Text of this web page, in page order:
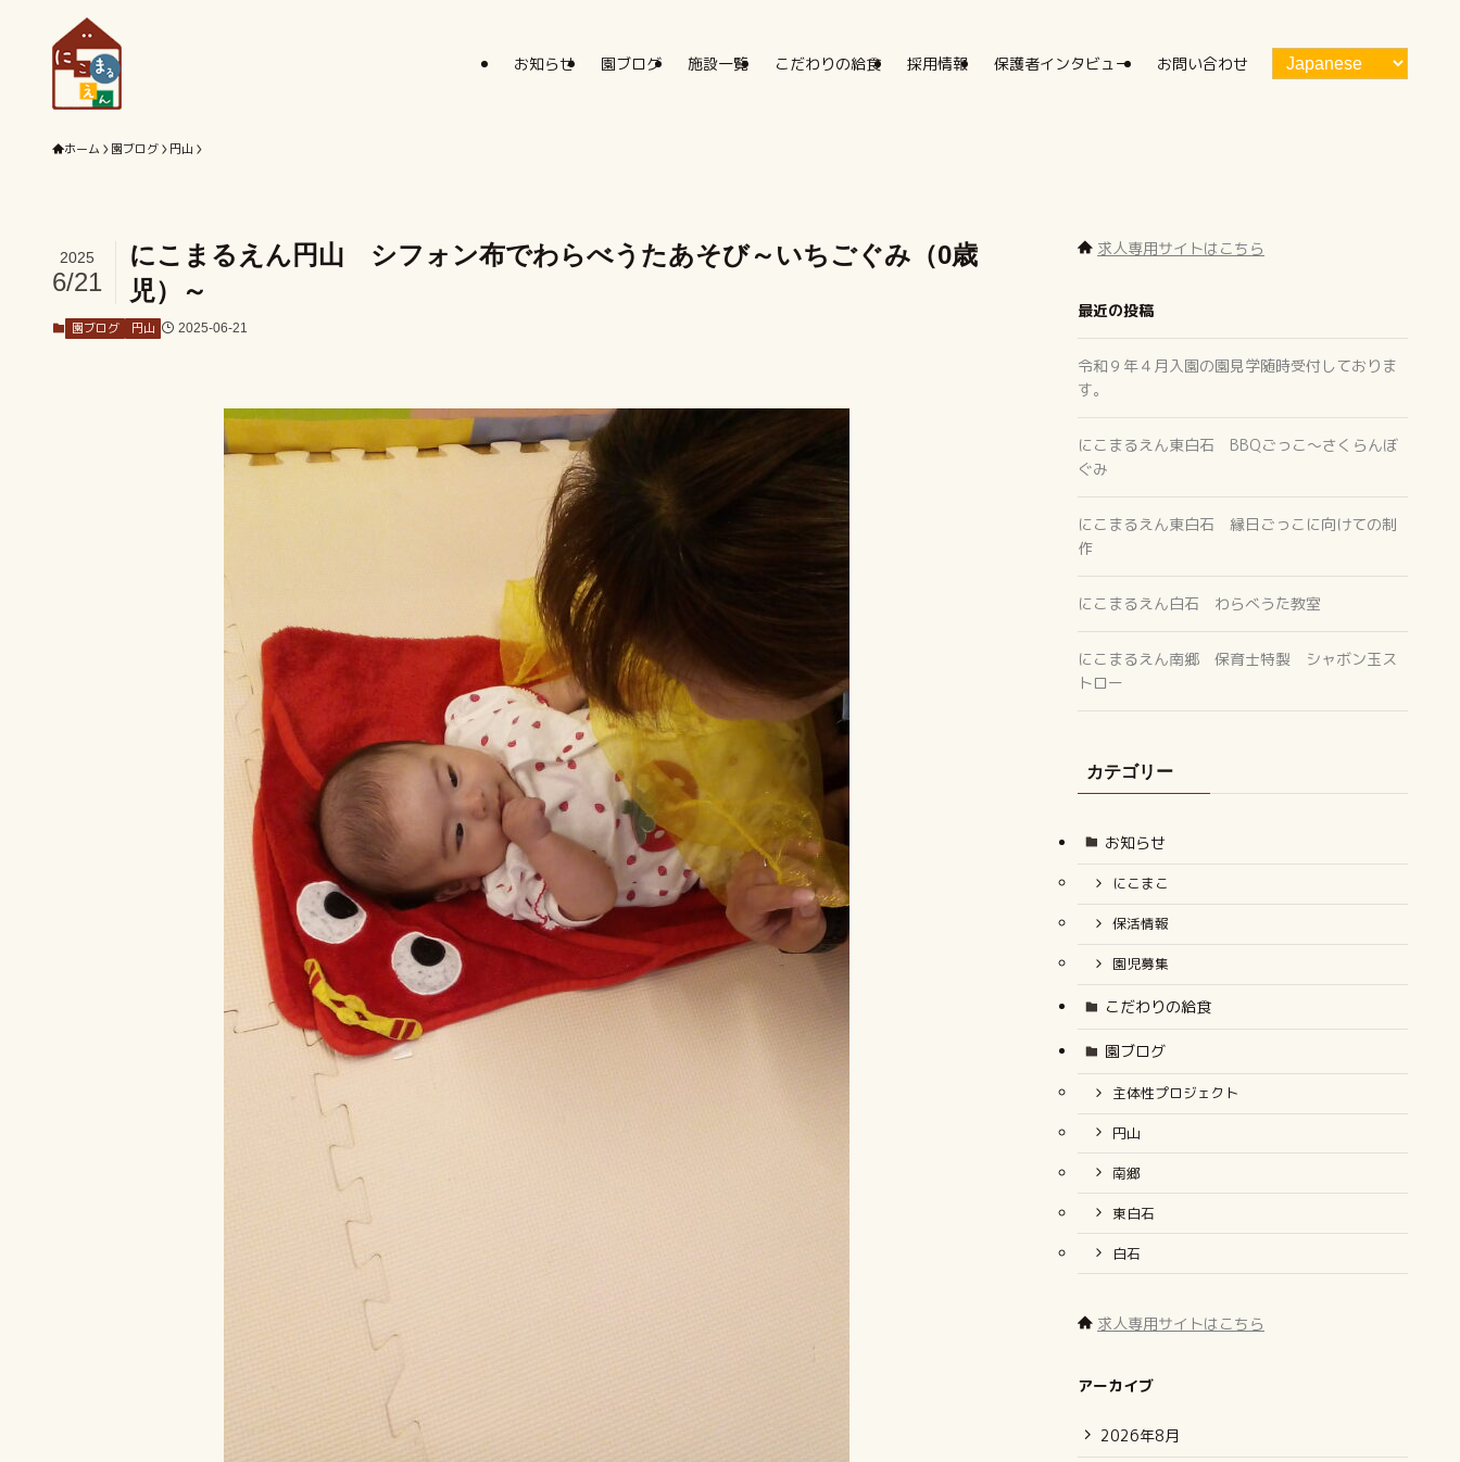
お知らせ 園ブログ 施設一覧 こだわりの給食 採用情報 保護者インタビュー お問い合わせ
ホーム 園ブログ 円山
にこまるえん円山 シフォン布でわらべうたあそび～いちごぐみ（0歳
児）～
2025
6/21
園ブログ 円山 2025-06-21
求人専用サイトはこちら
最近の投稿
令和９年４月入園の園見学随時受付しておりま
す。
にこまるえん東白石 BBQごっこ～さくらんぼ
ぐみ
にこまるえん東白石 縁日ごっこに向けての制
作
にこまるえん白石 わらべうた教室
にこまるえん南郷 保育士特製 シャボン玉ス
トロー
カテゴリー
お知らせ
にこまこ
保活情報
園児募集
こだわりの給食
園ブログ
主体性プロジェクト
円山
南郷
東白石
白石
求人専用サイトはこちら
アーカイブ
2026年8月